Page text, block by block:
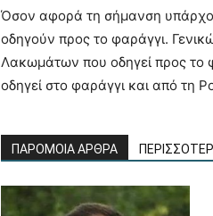
Όσον αφορά τη σήμανση
οδηγούν προς το φαράγγι.
Λακωμάτων που οδηγεί προς το
οδηγεί στο φαράγγι και από τη
ΠΑΡΟΜΟΙΑ ΑΡΘΡΑ